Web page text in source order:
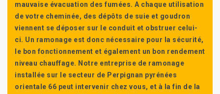
mauvaise évacuation des fumées. A chaque utilisation
de votre cheminée, des dépôts de suie et goudron
viennent se déposer sur le conduit et obstruer celui-
ci. Un ramonage est donc nécessaire pour la sécurité,
le bon fonctionnement et également un bon rendement
niveau chauffage. Notre entreprise de ramonage
installée sur le secteur de Perpignan pyrénées
orientale 66 peut intervenir chez vous, et à la fin de la